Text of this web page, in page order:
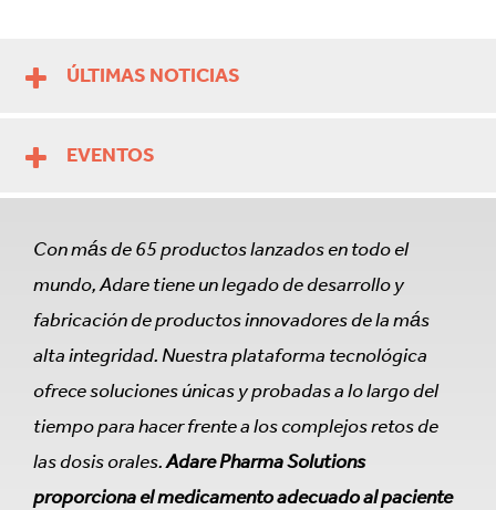
ÚLTIMAS NOTICIAS
EVENTOS
Con más de 65 productos lanzados en todo el
mundo, Adare tiene un legado de desarrollo y
fabricación de productos innovadores de la más
alta integridad. Nuestra plataforma tecnológica
ofrece soluciones únicas y probadas a lo largo del
tiempo para hacer frente a los complejos retos de
las dosis orales.Adare Pharma Solutions
proporciona el medicamento adecuado al paciente